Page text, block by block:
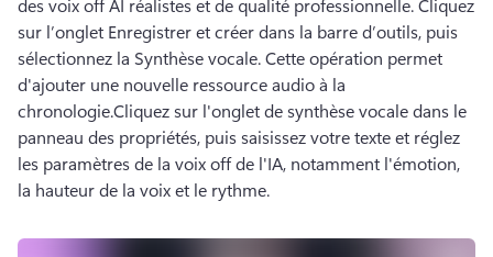
sur l’onglet Enregistrer et créer dans la barre d’outils, puis
sélectionnez la Synthèse vocale. Cette opération permet
d'ajouter une nouvelle ressource audio à la
chronologie.Cliquez sur l'onglet de synthèse vocale dans le
panneau des propriétés, puis saisissez votre texte et réglez
les paramètres de la voix off de l'IA, notamment l'émotion,
la hauteur de la voix et le rythme.